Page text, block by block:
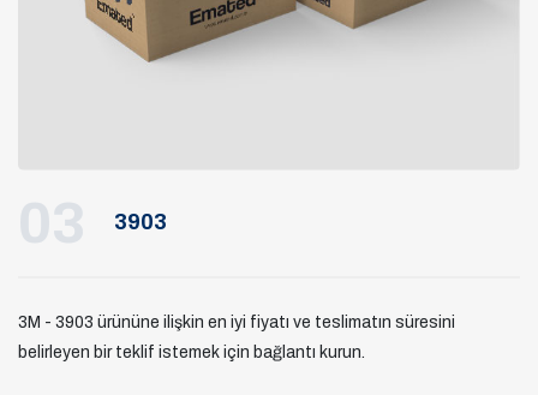
03 3903
3M - 3903 ürününe ilişkin en iyi fiyatı ve teslimatın süresini
belirleyen bir teklif istemek için bağlantı kurun.